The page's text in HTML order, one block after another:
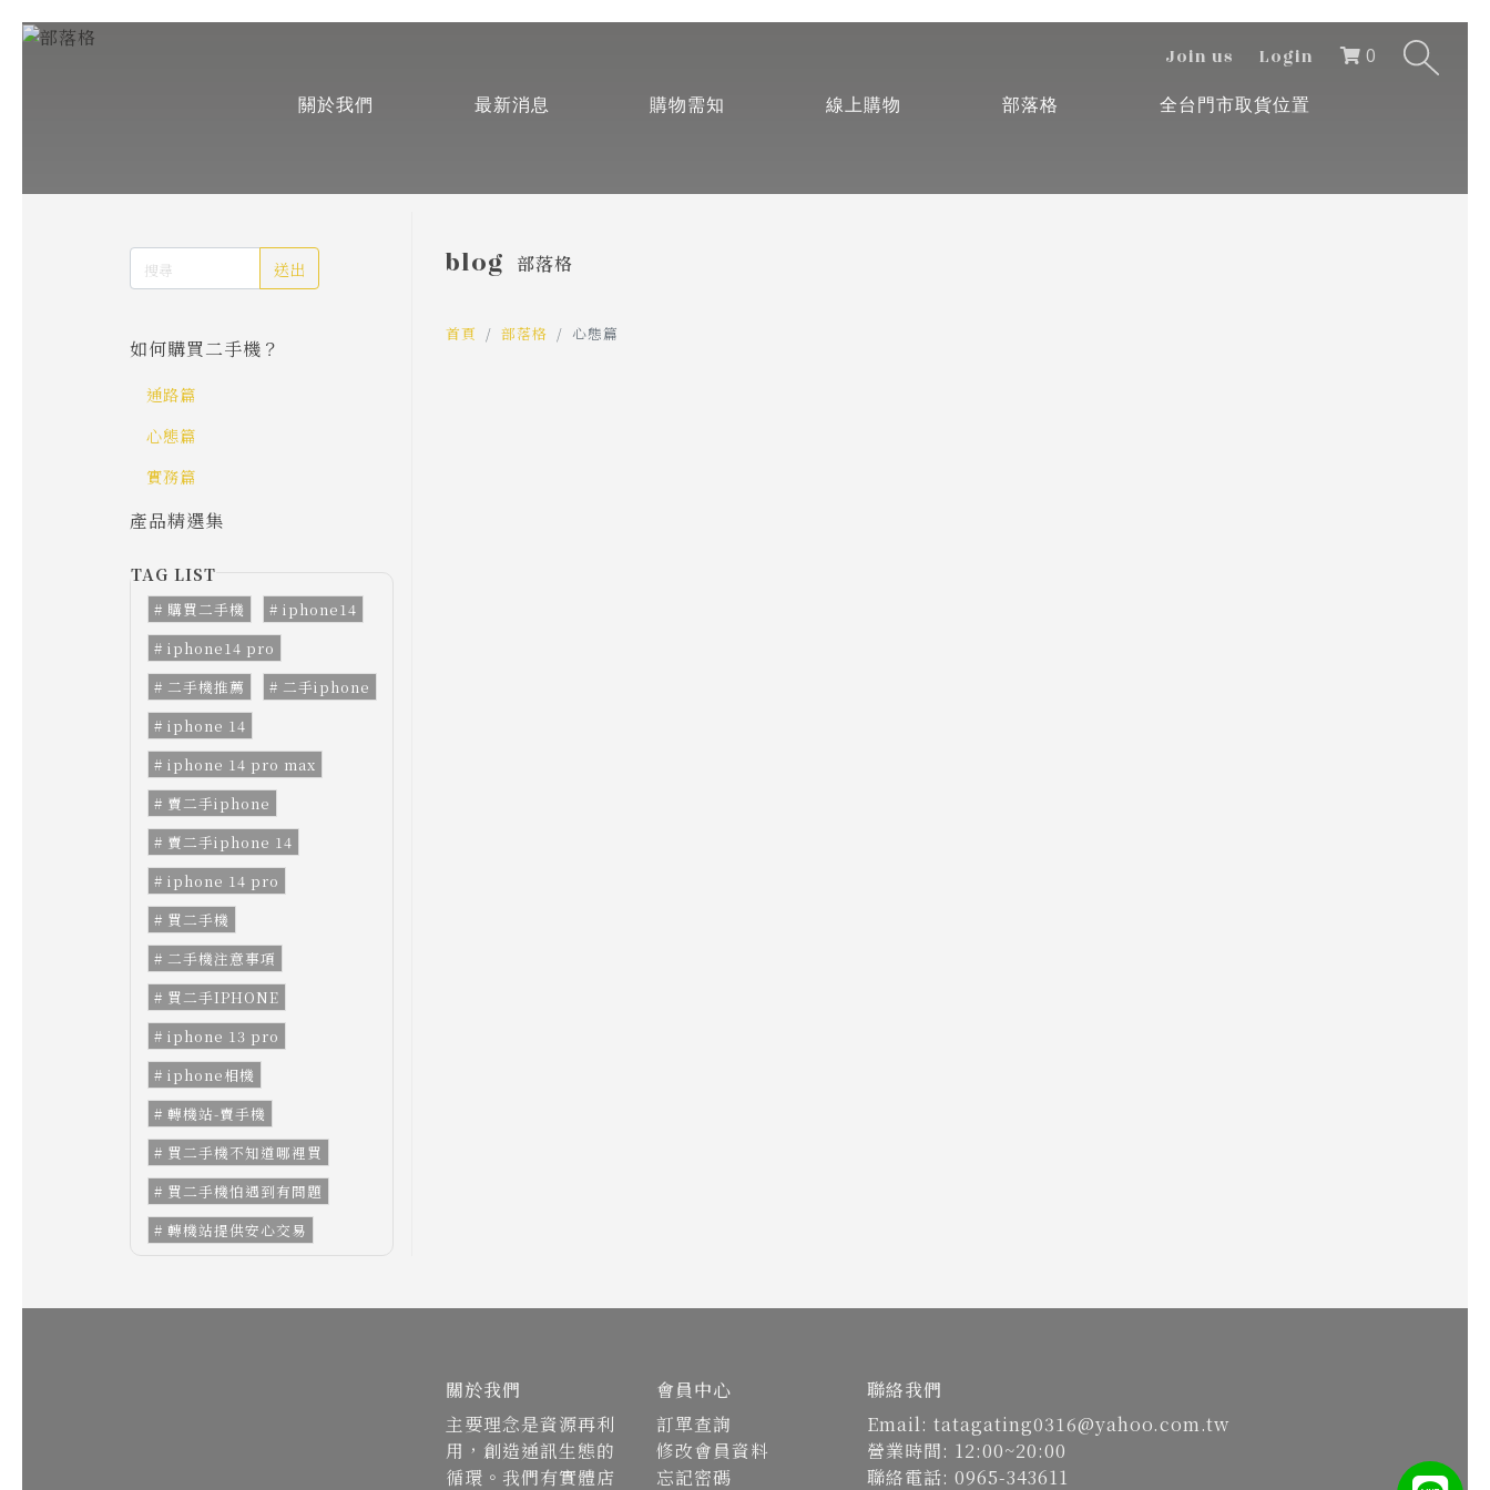
Join us Login
0
關於我們
最新消息 購物需知 線上購物 部落格 全台門市取貨位置
送出
如何購買二手機？
通路篇
心態篇
實務篇
產品精選集
購買二手機
iphone14
iphone14 pro
二手機推薦
二手iphone
iphone 14
iphone 14 pro max
賣二手iphone
賣二手iphone 14
iphone 14 pro
買二手機
二手機注意事項
買二手IPHONE
iphone 13 pro
iphone相機
轉機站-賣手機
買二手機不知道哪裡買
買二手機怕遇到有問題
轉機站提供安心交易
blog 部落格
首頁 部落格 心態篇
關於我們
主要理念是資源再利
用，創造通訊生態的
循環。我們有實體店
會員中心
訂單查詢
修改會員資料
忘記密碼
聯絡我們
Email: tatagating0316@yahoo.com.tw
營業時間: 12:00~20:00
聯絡電話: 0965-343611